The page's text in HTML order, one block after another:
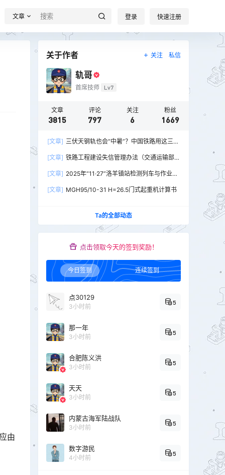
文章 登录 快速注册
由
关于作者 关注 私信
轨哥
首席技师 Lv7
文章
3815
评论
797
关注
6
粉丝
1669
[文章] 三伏天钢轨也会“中暑”？中国铁路用这三招
[文章] 铁路工程建设失信管理办法（交通运输部
[文章] 2025年“11·27”洛羊镇站检测列车与作业人
[文章] MGH95/10-31 H=26.5门式起重机计算书
Ta的全部动态
点击领取今天的签到奖励！
今日签到 连续签到
点30129
3小时前
5
那一年
3小时前
5
合肥陈义洪
3小时前
5
天天
3小时前
5
内蒙古海军陆战队
3小时前
5
数字游民
4小时前
5